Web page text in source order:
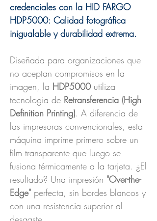
credenciales con la HID FARGO
HDP5000: Calidad fotográfica
inigualable y durabilidad extrema.
Diseñada para organizaciones que
no aceptan compromisos en la
imagen, la HDP5000utiliza
tecnología de Retransferencia (High
Definition Printing). A diferencia de
las impresoras convencionales, esta
máquina imprime primero sobre un
film transparente que luego se
fusiona térmicamente a la tarjeta. ¿El
resultado? Una impresión "Over-the-
Edge" perfecta, sin bordes blancos y
con una resistencia superior al